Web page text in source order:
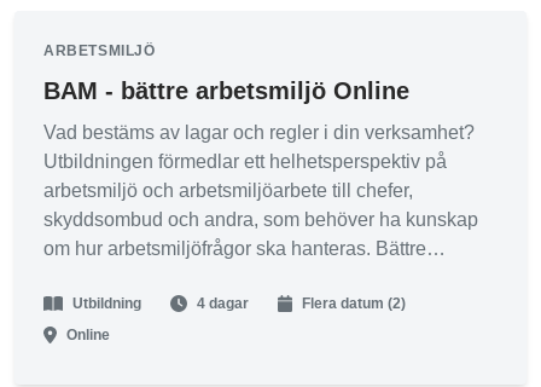
arbetsmiljökunskaper och en god förståelse för hur
samverkan mellan arbetsgivare, skyddsombud samt
övriga anställda i arbetsmiljöfrågor bör fungera. Vi
kommer under utbildningen också att jobba med
olika fall för att säkerställa att vi skapar ett samband
mellan teori samt praktik.
ARBETSMILJÖ
BAM - bättre arbetsmiljö Online
Vad bestäms av lagar och regler i din verksamhet?
Utbildningen förmedlar ett helhetsperspektiv på
arbetsmiljö och arbetsmiljöarbete till chefer,
skyddsombud och andra, som behöver ha kunskap
om hur arbetsmiljöfrågor ska hanteras. Bättre
Näringsliv, LO och PTK tillsammans med Prevent.
Utbildning 4 dagar
Flera datum (2)
Online